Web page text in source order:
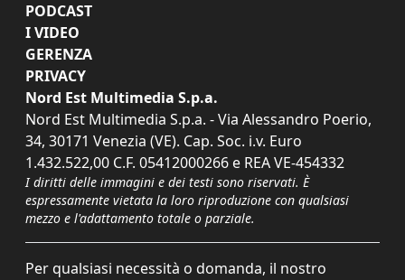
PODCAST
I VIDEO
GERENZA
PRIVACY
Nord Est Multimedia S.p.a.
Nord Est Multimedia S.p.a. - Via Alessandro Poerio,
34, 30171 Venezia (VE). Cap. Soc. i.v. Euro
1.432.522,00 C.F. 05412000266 e REA VE-454332
I diritti delle immagini e dei testi sono riservati. È
espressamente vietata la loro riproduzione con qualsiasi
mezzo e l'adattamento totale o parziale.
Per qualsiasi necessità o domanda, il nostro